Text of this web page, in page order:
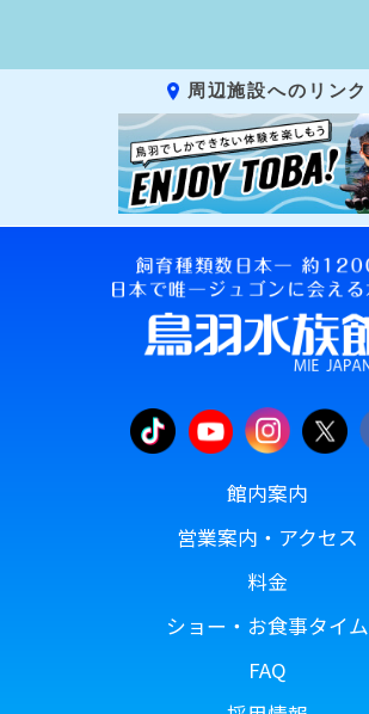
周辺施設へのリンク
館内案内
営業案内・アクセス
料金
ショー・お食事タイム
FAQ